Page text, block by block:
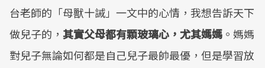
台老師的「母獸十誡」一文中的心情，我想告訴天下
做兒子的， 其實父母都有顆玻璃心，尤其媽媽 。媽媽
對兒子無論如何都是自己兒子最帥最優，但是學習放